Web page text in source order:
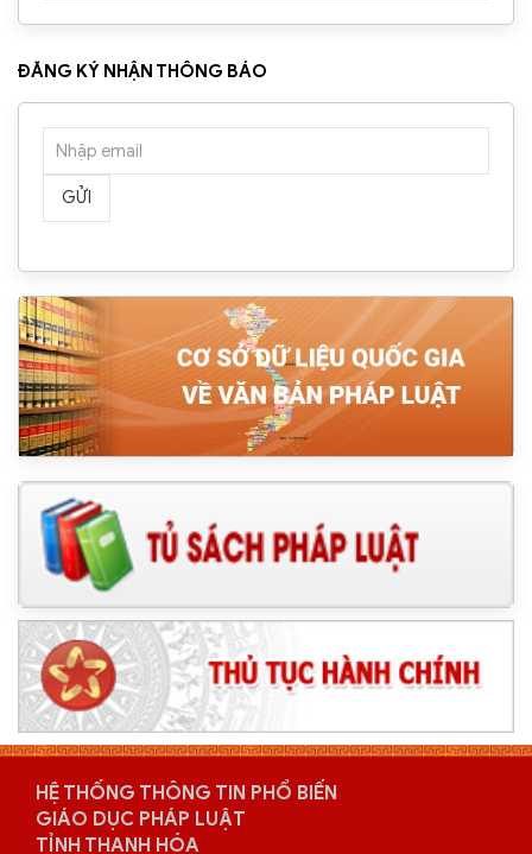
ĐĂNG KÝ NHẬN THÔNG BÁO
GỬI
HỆ THỐNG THÔNG TIN PHỔ BIẾN
GIÁO DỤC PHÁP LUẬT
TỈNH THANH HÓA